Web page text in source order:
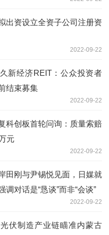
出资设立全资子公司注册资
2022-09-22
新经济REIT：公众投资者
结束募集
2022-09-22
科创板首轮问询：质量索赔
元
2022-09-22
田刚与尹锡悦见面，日媒就
调对话是“恳谈”而非“会谈”
2022-09-22
伏制造产业链瞄准内蒙古